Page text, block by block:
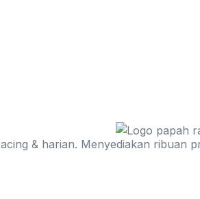
& harian. Menyediakan ribuan